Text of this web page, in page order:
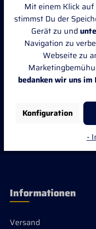
Kategorien
Reiter
Stall, Weide & Pflege
Marken
Informationen
Versand
Mit einem Klick auf
stimmst Du der
Gerät zu und
Navigation zu
Webseite zu
bedanken wir uns im
Konfiguration
-